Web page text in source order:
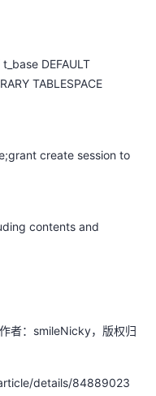
DEFAULT
TABLESPACE
create session to
contents and
者：smileNicky，版权归
details/84889023